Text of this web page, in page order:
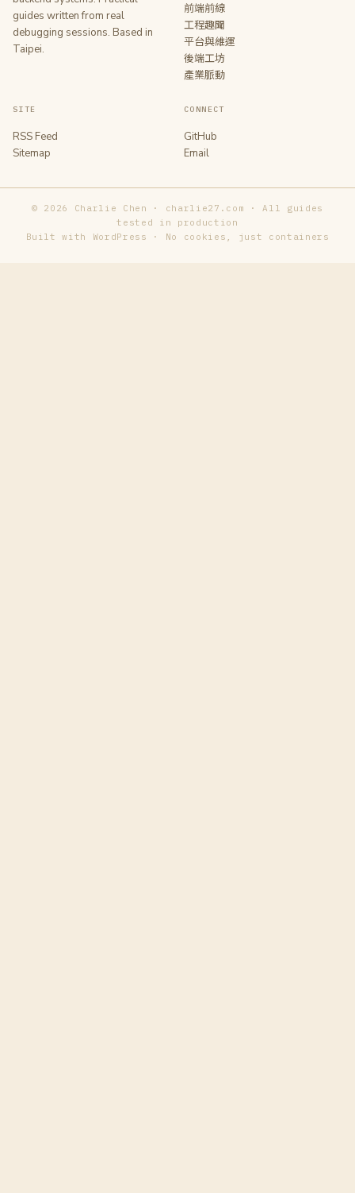
guides written from real
debugging sessions. Based in
Taipei.
前端前線
工程趣聞
平台與維運
後端工坊
產業脈動
SITE
RSS Feed
Sitemap
CONNECT
GitHub
Email
© 2026 Charlie Chen · charlie27.com · All guides
tested in production
Built with WordPress · No cookies, just containers